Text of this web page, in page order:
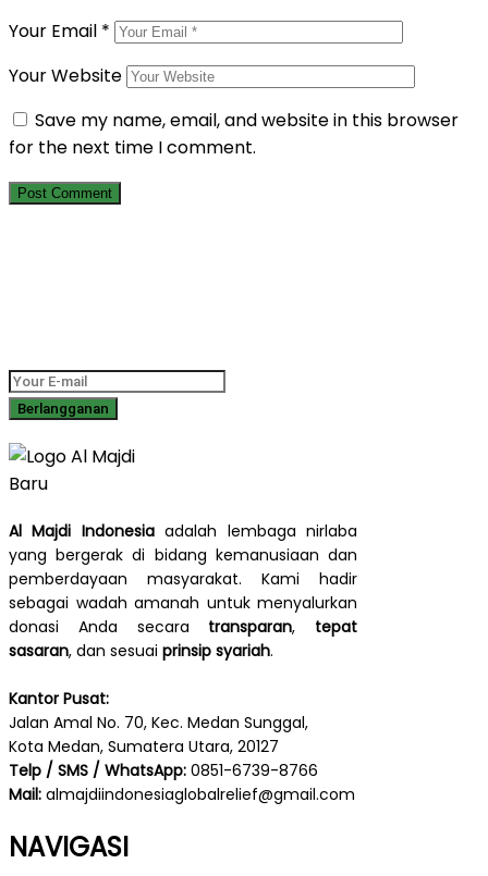
Your Email *
Your Website
Save my name, email, and website in this browser
for the next time I comment.
Al Majdi Indonesiaadalah lembaga nirlaba
yang bergerak di bidang kemanusiaan dan
pemberdayaan masyarakat. Kami hadir
sebagai wadah amanah untuk menyalurkan
donasi Anda secara transparan, tepat
sasaran, dan sesuai prinsip syariah.
Kantor Pusat:
Jalan Amal No. 70, Kec. Medan Sunggal,
Kota Medan, Sumatera Utara, 20127
Telp / SMS / WhatsApp: 0851-6739-8766
Mail: almajdiindonesiaglobalrelief@gmail.com
NAVIGASI